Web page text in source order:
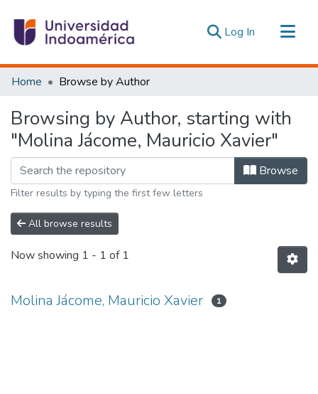
Log In (current)
Communities & Collections
Estadísticas Externas
Home Browse by Author
Browsing by Author, starting with
"Molina Jácome, Mauricio Xavier"
Browse
Filter results by typing the first few letters
All browse results
Now showing 1 - 1 of 1
Molina Jácome, Mauricio Xavier 1